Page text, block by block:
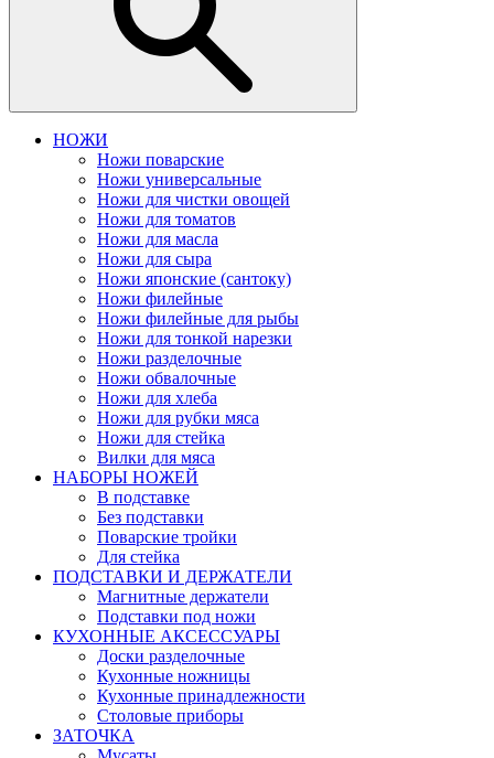
НОЖИ
Ножи поварские
Ножи универсальные
Ножи для чистки овощей
Ножи для томатов
Ножи для масла
Ножи для сыра
Ножи японские (сантоку)
Ножи филейные
Ножи филейные для рыбы
Ножи для тонкой нарезки
Ножи разделочные
Ножи обвалочные
Ножи для хлеба
Ножи для рубки мяса
Ножи для стейка
Вилки для мяса
НАБОРЫ НОЖЕЙ
В подставке
Без подставки
Поварские тройки
Для стейка
ПОДСТАВКИ И ДЕРЖАТЕЛИ
Магнитные держатели
Подставки под ножи
КУХОННЫЕ АКСЕССУАРЫ
Доски разделочные
Кухонные ножницы
Кухонные принадлежности
Столовые приборы
ЗАТОЧКА